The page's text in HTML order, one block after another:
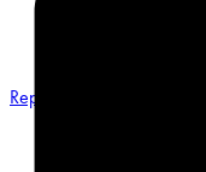
Reply on Twitter